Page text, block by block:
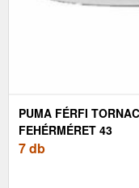
PUMA FÉRFI
FEHÉRMÉRET 43
7 db